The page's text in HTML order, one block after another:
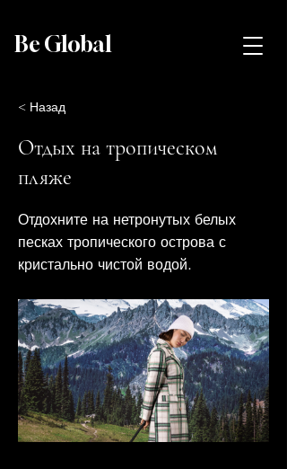
Be Global
< Назад
Отдых на тропическом
пляже
Отдохните на нетронутых белых
песках тропического острова с
кристально чистой водой.